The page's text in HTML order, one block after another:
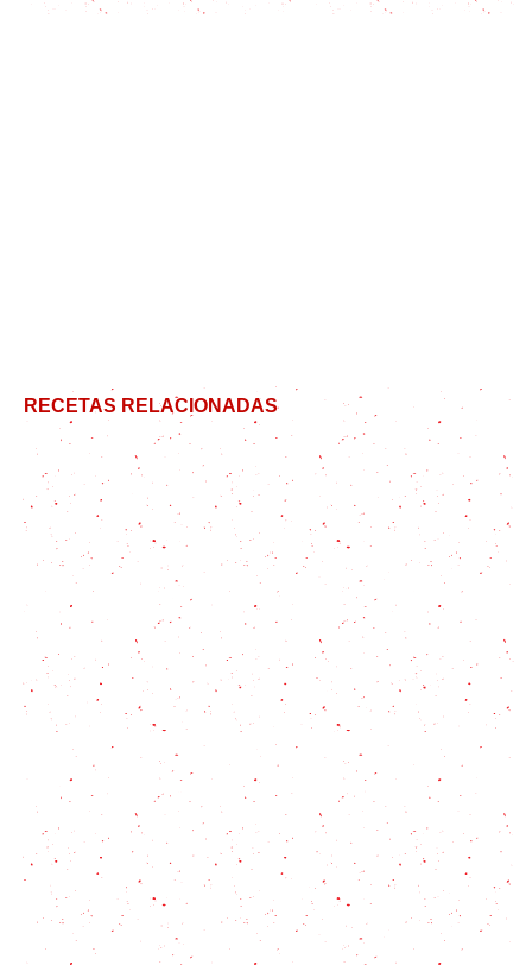
RECETAS RELACIONADAS
Masa para empanadas fritas y al horno
Empanadas árabes: receta tradicional de Fatay
Cómo hacer empanadas de carne
Tierna, rica y diferente tarta de cebolla invertida
Fainá, receta tradicional que no falla